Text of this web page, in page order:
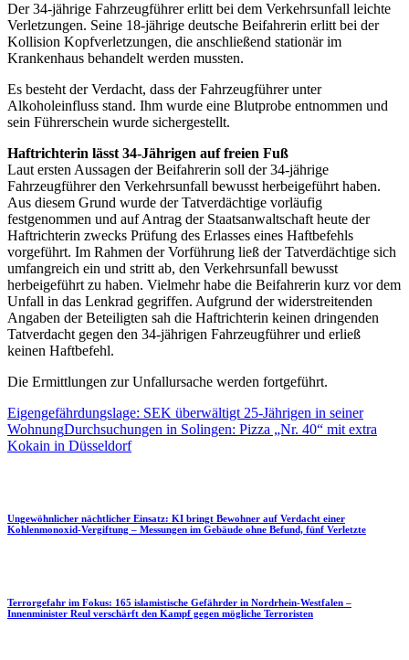
Der 34-jährige Fahrzeugführer erlitt bei dem Verkehrsunfall leichte
Verletzungen. Seine 18-jährige deutsche Beifahrerin erlitt bei der
Kollision Kopfverletzungen, die anschließend stationär im
Krankenhaus behandelt werden mussten.
Es besteht der Verdacht, dass der Fahrzeugführer unter
Alkoholeinfluss stand. Ihm wurde eine Blutprobe entnommen und
sein Führerschein wurde sichergestellt.
Haftrichterin lässt 34-Jährigen auf freien Fuß
Laut ersten Aussagen der Beifahrerin soll der 34-jährige
Fahrzeugführer den Verkehrsunfall bewusst herbeigeführt haben.
Aus diesem Grund wurde der Tatverdächtige vorläufig
festgenommen und auf Antrag der Staatsanwaltschaft heute der
Haftrichterin zwecks Prüfung des Erlasses eines Haftbefehls
vorgeführt. Im Rahmen der Vorführung ließ der Tatverdächtige sich
umfangreich ein und stritt ab, den Verkehrsunfall bewusst
herbeigeführt zu haben. Vielmehr habe die Beifahrerin kurz vor dem
Unfall in das Lenkrad gegriffen. Aufgrund der widerstreitenden
Angaben der Beteiligten sah die Haftrichterin keinen dringenden
Tatverdacht gegen den 34-jährigen Fahrzeugführer und erließ
keinen Haftbefehl.
Die Ermittlungen zur Unfallursache werden fortgeführt.
Eigengefährdungslage: SEK überwältigt 25-Jährigen in seiner
WohnungDurchsuchungen in Solingen: Pizza „Nr. 40“ mit extra
Kokain in Düsseldorf
Ungewöhnlicher nächtlicher Einsatz: KI bringt Bewohner auf Verdacht einer
Kohlenmonoxid-Vergiftung – Messungen im Gebäude ohne Befund, fünf Verletzte
Terrorgefahr im Fokus: 165 islamistische Gefährder in Nordrhein-Westfalen –
Innenminister Reul verschärft den Kampf gegen mögliche Terroristen